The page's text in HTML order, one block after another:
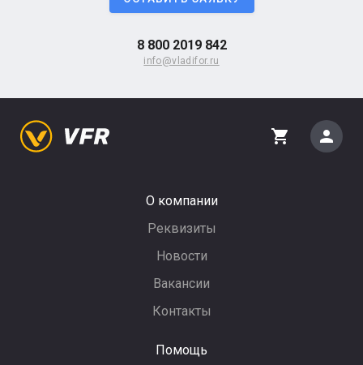
8 800 2019 842
info@vladifor.ru
О компании
Реквизиты
Новости
Вакансии
Контакты
Помощь
shopping_cart person